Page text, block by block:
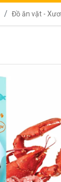
Đồ ăn vặt -